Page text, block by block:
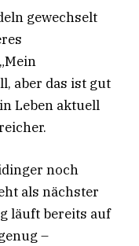
gewechselt
aber das ist gut
Leben aktuell
noch
als nächster
läuft bereits auf
–